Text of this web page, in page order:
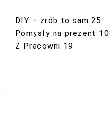
DIY – zrób to sam 25
Pomysły na prezent 10
Z Pracowni 19